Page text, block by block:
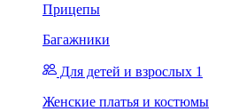
Прицепы
Багажники
Для детей и взрослых 1
Женские платья и костюмы